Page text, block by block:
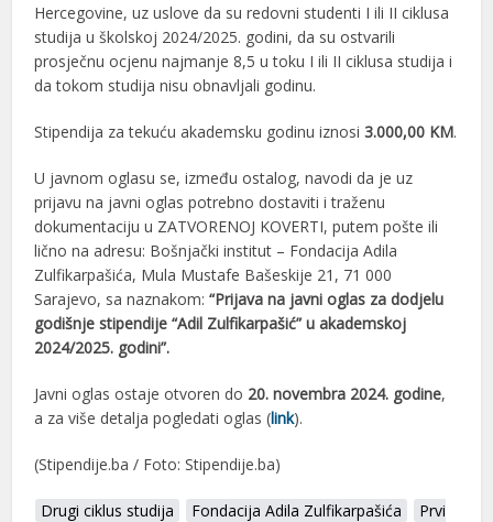
Hercegovine, uz uslove da su redovni studenti I ili II ciklusa
studija u školskoj 2024/2025. godini, da su ostvarili
prosječnu ocjenu najmanje 8,5 u toku I ili II ciklusa studija i
da tokom studija nisu obnavljali godinu.
Stipendija za tekuću akademsku godinu iznosi3.000,00 KM.
U javnom oglasu se, između ostalog, navodi da je uz
prijavu na javni oglas potrebno dostaviti i traženu
dokumentaciju u ZATVORENOJ KOVERTI, putem pošte ili
lično na adresu: Bošnjački institut – Fondacija Adila
Zulfikarpašića, Mula Mustafe Bašeskije 21, 71 000
Sarajevo, sa naznakom:“Prijava na javni oglas za dodjelu
godišnje stipendije “Adil Zulfikarpašić”u akademskoj
2024/2025. godini”.
Javni oglas ostaje otvoren do 20. novembra 2024. godine,
a za više detalja pogledati oglas (link).
(Stipendije.ba / Foto: Stipendije.ba)
Drugi ciklus studija Fondacija Adila Zulfikarpašića
Prvi